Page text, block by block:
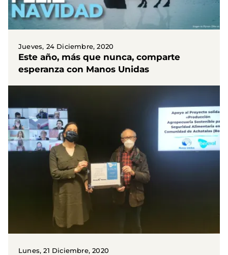
Jueves, 24 Diciembre, 2020
Este año, más que nunca, comparte
esperanza con Manos Unidas
Lunes, 21 Diciembre, 2020